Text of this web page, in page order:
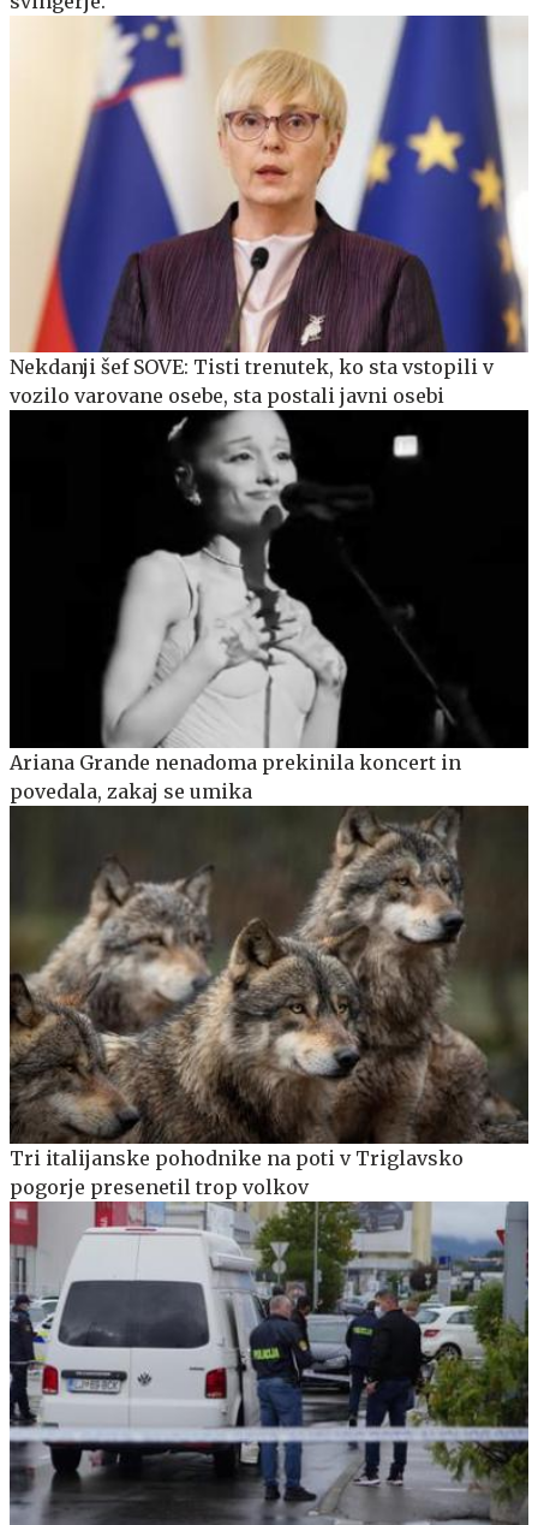
Nekdanji šef SOVE: Tisti trenutek, ko sta vstopili v
vozilo varovane osebe, sta postali javni osebi
Ariana Grande nenadoma prekinila koncert in
povedala, zakaj se umika
Tri italijanske pohodnike na poti v Triglavsko
pogorje presenetil trop volkov